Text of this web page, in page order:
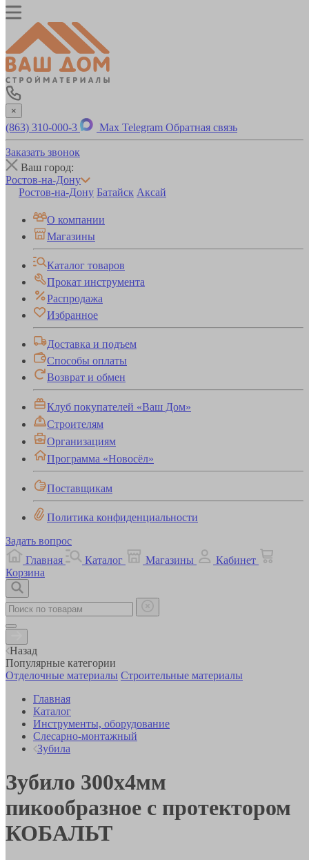
×
(863) 310-000-3 Max Telegram Обратная связь
Заказать звонок
Ваш город:
Ростов-на-Дону
Ростов-на-Дону Батайск Аксай
О компании
Магазины
Каталог товаров
Прокат инструмента
Распродажа
Избранное
Доставка и подъем
Способы оплаты
Возврат и обмен
Клуб покупателей «Ваш Дом»
Строителям
Организациям
Программа «Новосёл»
Поставщикам
Политика конфиденциальности
Задать вопрос
Главная
Каталог Магазины
Кабинет
Корзина
Назад
Популярные категории
Отделочные материалы Строительные материалы
Главная
Каталог
Инструменты, оборудование
Слесарно-монтажный
Зубила
Зубило 300х4мм
пикообразное с протектором
КОБАЛЬТ